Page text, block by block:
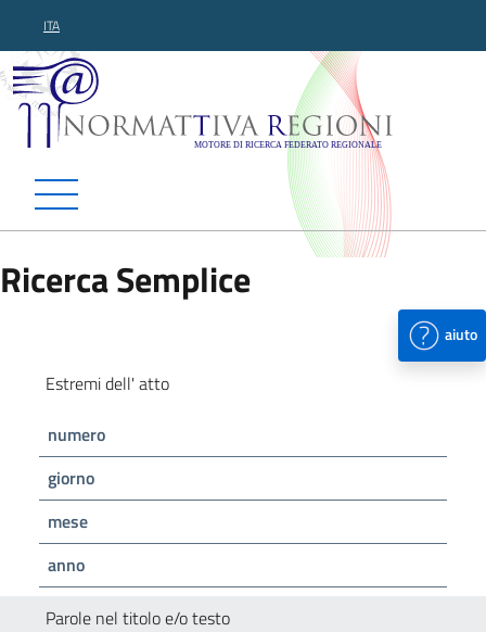
ITA
Normattiva Regioni -
Ricerca Semplice
aiuto
Estremi dell' atto
numero
giorno
mese
anno
Parole nel titolo e/o testo